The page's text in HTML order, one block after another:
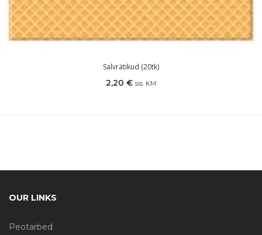
Salvrätikud (20tk)
2,20 € sis. KM
OUR LINKS
Peotarbed